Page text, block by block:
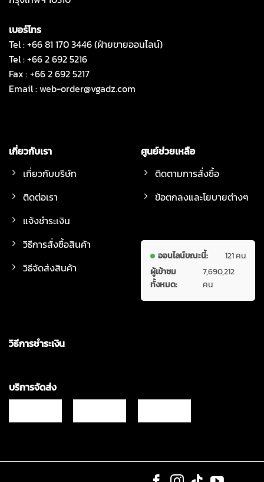
เบอร์โทร
Tel : +66 81 170 3446 (ฝ่ายขายออนไลน์)
Tel : +66 2 692 5216
Fax : +66 2 692 5217
Email :web-order@vgadz.com
เกี่ยวกับเรา
เกี่ยวกับบริษัท
ติดต่อเรา
แจ้งชำระเงิน
วิธีการสั่งซื้อสินค้า
วิธีจัดส่งสินค้า
ศูนย์ช่วยเหลือ
ติดตามการสั่งซื้อ
ข้อตกลงและโยบายต่างๆ
ออนไลน์ขณะนี้:
121 คน
ผู้เข้าชม
ทั้งหมด:
7,690,212
คน
วิธีการชำระเงิน
บริการจัดส่ง